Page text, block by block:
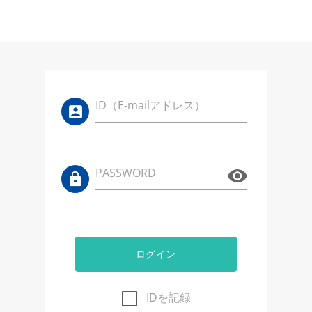
ID（E-mailアドレス）
PASSWORD
ログイン
IDを記録